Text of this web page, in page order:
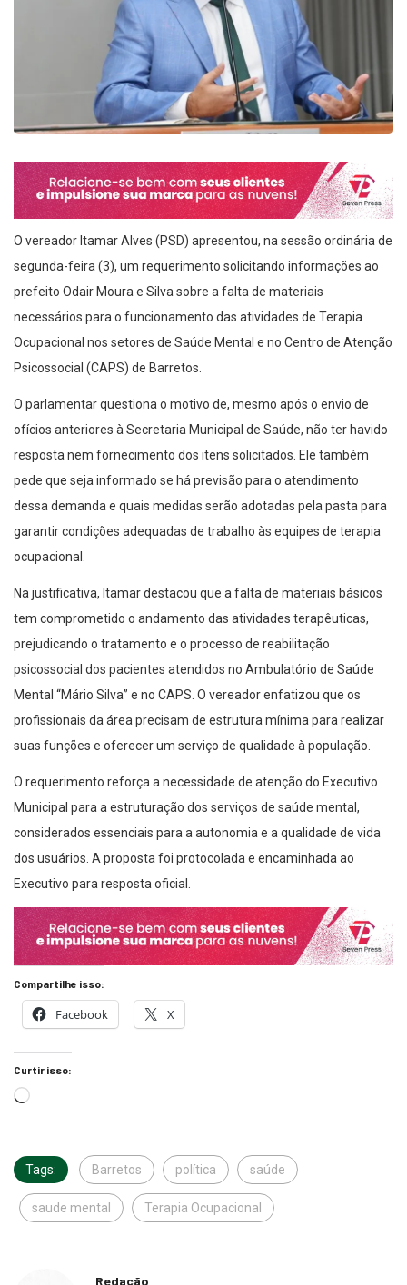
O vereador Itamar Alves (PSD) apresentou, na sessão ordinária de
segunda-feira (3), um requerimento solicitando informações ao
prefeito Odair Moura e Silva sobre a falta de materiais
necessários para o funcionamento das atividades de Terapia
Ocupacional nos setores de Saúde Mental e no Centro de Atenção
Psicossocial (CAPS) de Barretos.
O parlamentar questiona o motivo de, mesmo após o envio de
ofícios anteriores à Secretaria Municipal de Saúde, não ter havido
resposta nem fornecimento dos itens solicitados. Ele também
pede que seja informado se há previsão para o atendimento
dessa demanda e quais medidas serão adotadas pela pasta para
garantir condições adequadas de trabalho às equipes de terapia
ocupacional.
Na justificativa, Itamar destacou que a falta de materiais básicos
tem comprometido o andamento das atividades terapêuticas,
prejudicando o tratamento e o processo de reabilitação
psicossocial dos pacientes atendidos no Ambulatório de Saúde
Mental “Mário Silva” e no CAPS. O vereador enfatizou que os
profissionais da área precisam de estrutura mínima para realizar
suas funções e oferecer um serviço de qualidade à população.
O requerimento reforça a necessidade de atenção do Executivo
Municipal para a estruturação dos serviços de saúde mental,
considerados essenciais para a autonomia e a qualidade de vida
dos usuários. A proposta foi protocolada e encaminhada ao
Executivo para resposta oficial.
Compartilhe isso:
Facebook X
Curtir isso:
Tags: Barretos política saúde
saude mental Terapia Ocupacional
Redação